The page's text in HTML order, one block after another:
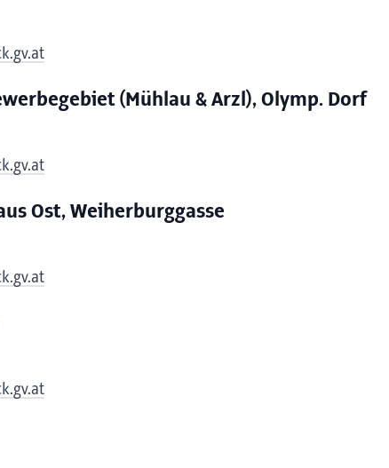
(Mühlau & Arzl), Olymp. Dorf
Ost, Weiherburggasse